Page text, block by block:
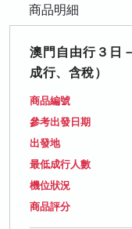
商品明細
澳門自由行３日
成行、含稅）
商品編號
參考出發日期
出發地
最低成行人數
機位狀況
商品評分